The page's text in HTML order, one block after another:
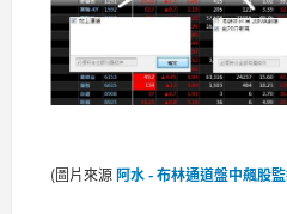
(圖片來源阿水 - 布林通道盤中飆股